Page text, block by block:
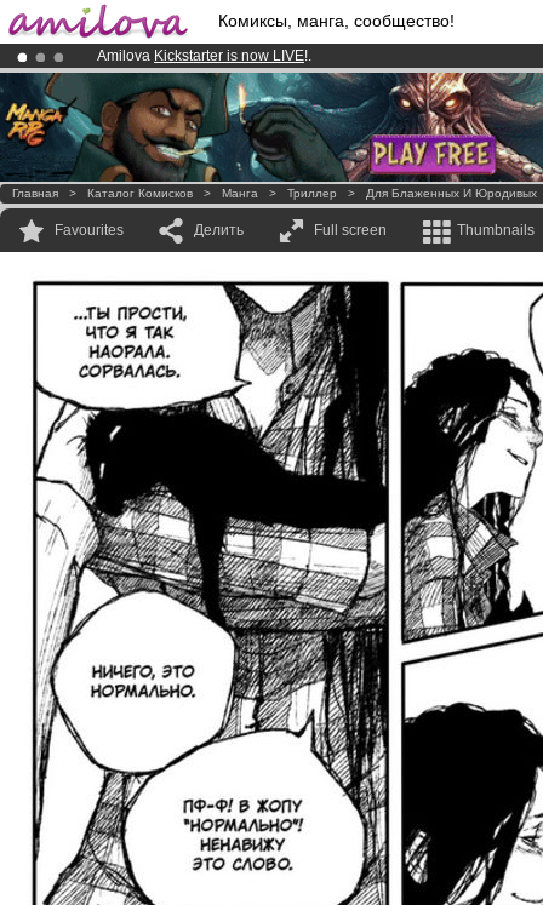
Комиксы, манга, сообщество!
Amilova Kickstarter is now LIVE!.
Premium membership from3.95 eurosper month !Get membership
Already 100000membersand 1000 comics & mangas!.
Главная > Каталог Комисков > Манга > Триллер > Для Блаженных И Юродивых
Favourites Делить Full screen Thumbnails